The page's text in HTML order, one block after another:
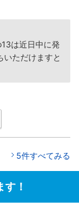
は近日中に発
ただけますと
5件すべてみる
！